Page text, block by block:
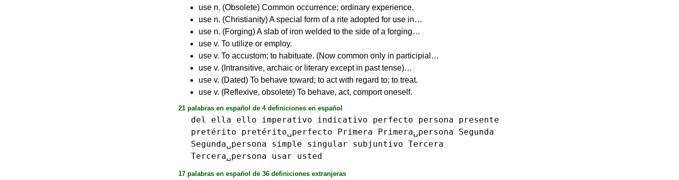
use n. (Obsolete) Common occurrence; ordinary experience.
use n. (Christianity) A special form of a rite adopted for use in…
use n. (Forging) A slab of iron welded to the side of a forging…
use v. To utilize or employ.
use v. To accustom; to habituate. (Now common only in participial…
use v. (Intransitive, archaic or literary except in past tense)…
use v. (Dated) To behave toward; to act with regard to; to treat.
use v. (Reflexive, obsolete) To behave, act, comport oneself.
21 palabras en español de 4 definiciones en español
del ella ello imperativo indicativo perfecto persona
presente
pretérito
pretérito␣perfecto Primera Primera␣persona
Segunda
Segunda␣persona
simple singular subjuntivo Tercera
Tercera␣persona
usar usted
17 palabras en español de 36 definiciones extranjeras